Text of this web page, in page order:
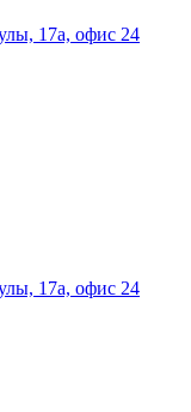
17а, офис 24
17а, офис 24